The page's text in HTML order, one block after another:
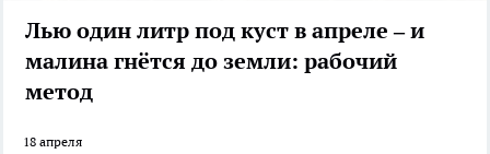
Лью один литр под куст в апреле – и
малина гнётся до земли: рабочий
метод
18 апреля